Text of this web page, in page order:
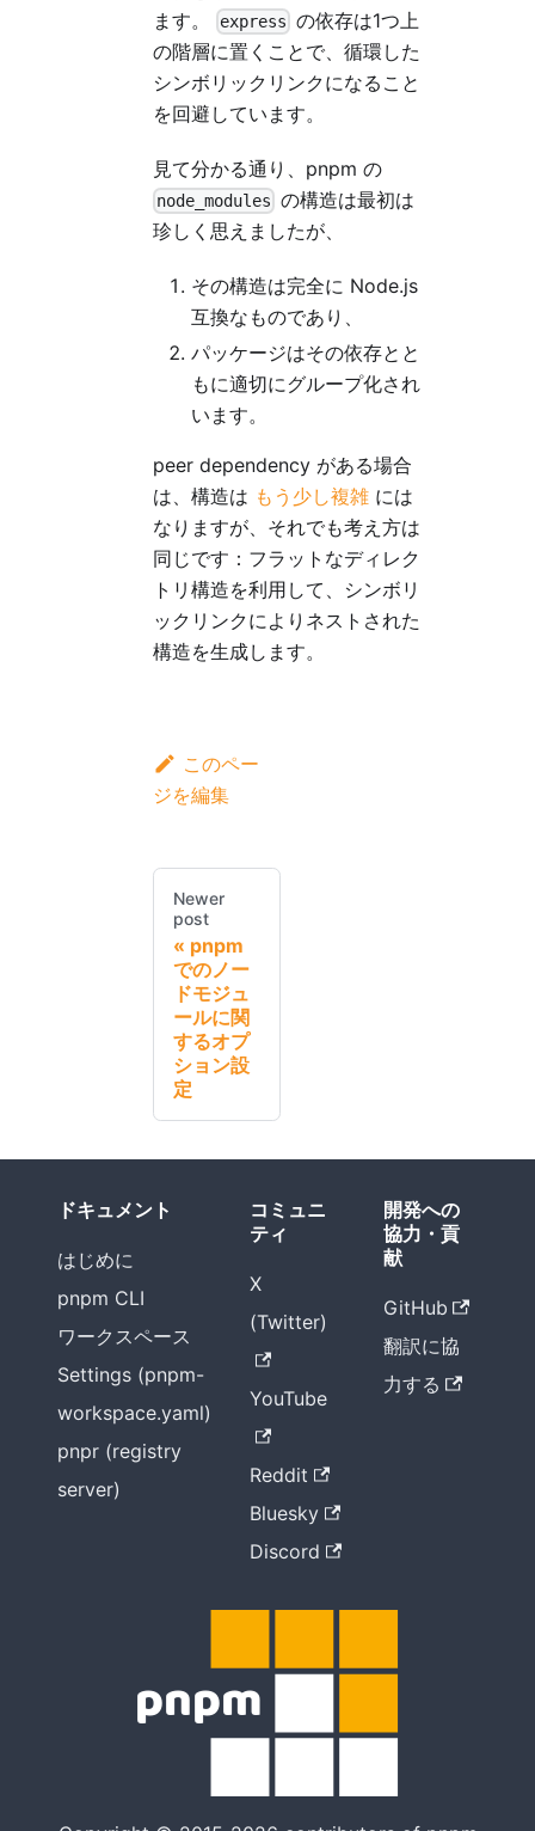
ます。
express の依存は1つ上
の階層に置くことで、循環した
シンボリックリンクになること
を回避しています。
見て分かる通り、pnpm の
node_modules の構造は最初は
珍しく思えましたが、
その構造は完全に Node.js
互換なものであり、
パッケージはその依存とと
もに適切にグループ化され
います。
peer dependency がある場合
は、構造は もう少し複雑 には
なりますが、それでも考え方は
同じです：フラットなディレク
トリ構造を利用して、シンボリ
ックリンクによりネストされた
構造を生成します。
このペー
ジを編集
Newer
post
pnpm
でのノー
ドモジュ
ールに関
するオプ
ション設
定
ドキュメント
はじめに
pnpm CLI
ワークスペース
Settings (pnpm-
workspace.yaml)
pnpr (registry
server)
コミュニ
ティ
X
(Twitter)
YouTube
Reddit
Bluesky
Discord
開発への
協力・貢
献
GitHub
翻訳に協
力する